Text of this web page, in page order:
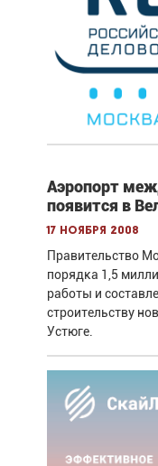
Аэропорт
появится в
17 ноября 2008
Правительство
порядка 1,5
работы и
строительству
Устюге.